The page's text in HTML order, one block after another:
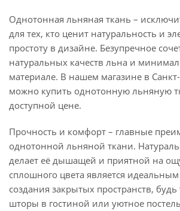
Однотонная льняная ткань –
для тех, кто ценит натуральность и
простоту в дизайне. Безупречное
натуральных качеств льна и
материале. В нашем магазине в
можно купить однотонную льняную
доступной цене.
Прочность и комфорт – главные
однотонной льняной ткани.
делает её дышащей и приятной на
сплошного цвета является
создания закрытых пространств,
шторы в гостиной или уютное